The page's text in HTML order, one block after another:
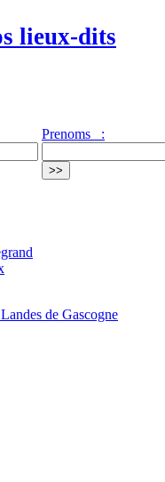
lieux-dits
Prenoms :
Landes de Gascogne